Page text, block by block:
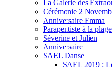
La Galerie des
Cérémonie 2
Anniversaire Emma
Parapentiste à la
Séverine et Julien
Anniversaire
SAEL Danse
SAEL 2019 :